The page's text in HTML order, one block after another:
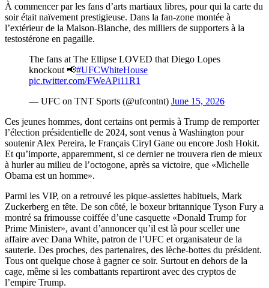
À commencer par les fans d’arts martiaux libres, pour qui la carte du
soir était naïvement prestigieuse. Dans la fan-zone montée à
l’extérieur de la Maison-Blanche, des milliers de supporters à la
testostérone en pagaille.
The fans at The Ellipse LOVED that Diego Lopes
knockout 📢#UFCWhiteHouse
pic.twitter.com/FWeAPi11R1
— UFC on TNT Sports (@ufcontnt) June 15, 2026
Ces jeunes hommes, dont certains ont permis à Trump de remporter
l’élection présidentielle de 2024, sont venus à Washington pour
soutenir Alex Pereira, le Français Ciryl Gane ou encore Josh Hokit.
Et qu’importe, apparemment, si ce dernier ne trouvera rien de mieux
à hurler au milieu de l’octogone, après sa victoire, que «Michelle
Obama est un homme».
Parmi les VIP, on a retrouvé les pique-assiettes habituels, Mark
Zuckerberg en tête. De son côté, le boxeur britannique Tyson Fury a
montré sa frimousse coiffée d’une casquette «Donald Trump for
Prime Minister», avant d’annoncer qu’il est là pour sceller une
affaire avec Dana White, patron de l’UFC et organisateur de la
sauterie. Des proches, des partenaires, des lèche-bottes du président.
Tous ont quelque chose à gagner ce soir. Surtout en dehors de la
cage, même si les combattants repartiront avec des cryptos de
l’empire Trump.